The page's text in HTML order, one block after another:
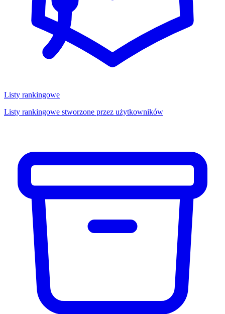
Listy rankingowe
Listy rankingowe stworzone przez użytkowników